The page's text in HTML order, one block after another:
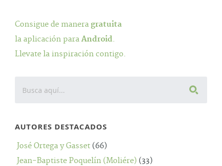
Consigue de manera gratuita
la aplicación para Android.
Llevate la inspiración contigo.
AUTORES DESTACADOS
José Ortega y Gasset (66)
Jean-Baptiste Poquelín (Moliére) (33)